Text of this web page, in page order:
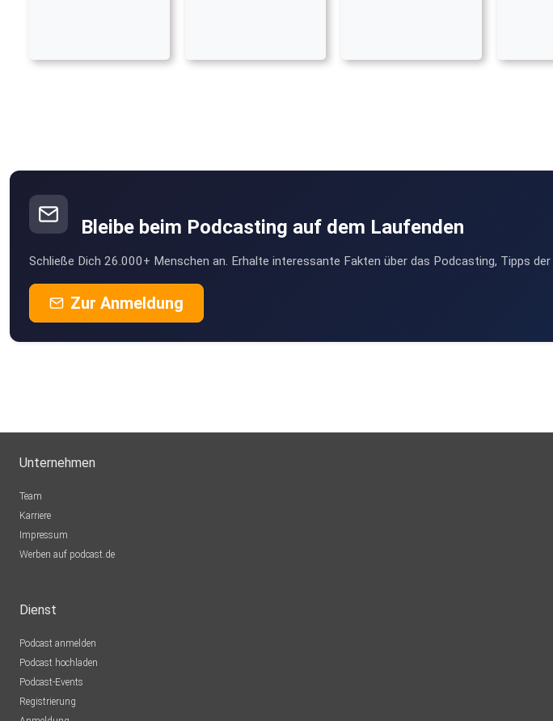
Bleibe beim Podcasting auf dem Laufenden
Schließe Dich 26.000+ Menschen an. Erhalte interessante Fakten über das Podcasting, Tipps
Zur Anmeldung
Unternehmen
Team
Karriere
Impressum
Werben auf podcast.de
Dienst
Podcast anmelden
Podcast hochladen
Podcast-Events
Registrierung